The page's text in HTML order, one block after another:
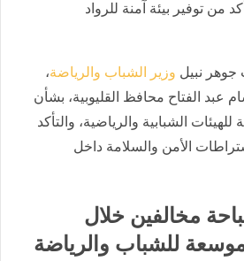
من توفير بيئة آمنة للرواد
جوهر نبيل وزير الشباب والرياضة،
عبد الفتاح محافظ القليوبية، بشأن
للهيئات الشبابية والرياضية، والتأكد
الأمن والسلامة داخل
مخالفين خلال
موسعة للشباب والرياضة